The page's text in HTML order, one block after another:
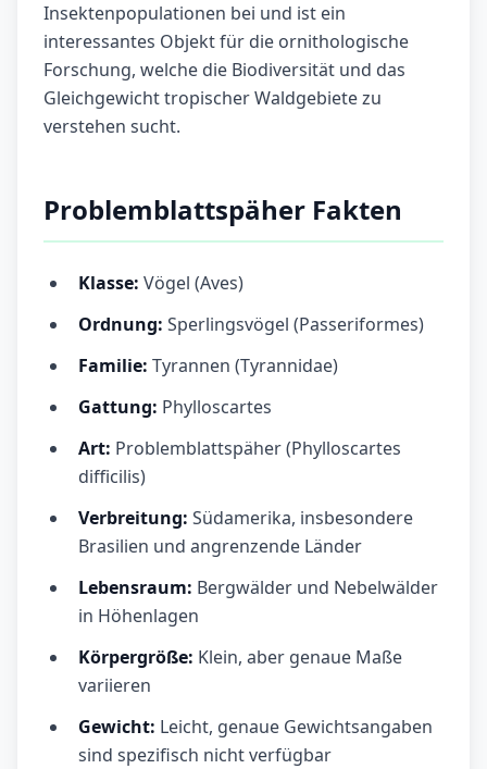
Insektenpopulationen bei und ist ein
interessantes Objekt für die ornithologische
Forschung, welche die Biodiversität und das
Gleichgewicht tropischer Waldgebiete zu
verstehen sucht.
Problemblattspäher Fakten
Klasse: Vögel (Aves)
Ordnung: Sperlingsvögel (Passeriformes)
Familie: Tyrannen (Tyrannidae)
Gattung: Phylloscartes
Art: Problemblattspäher (Phylloscartes
difficilis)
Verbreitung: Südamerika, insbesondere
Brasilien und angrenzende Länder
Lebensraum: Bergwälder und Nebelwälder
in Höhenlagen
Körpergröße: Klein, aber genaue Maße
variieren
Gewicht: Leicht, genaue Gewichtsangaben
sind spezifisch nicht verfügbar